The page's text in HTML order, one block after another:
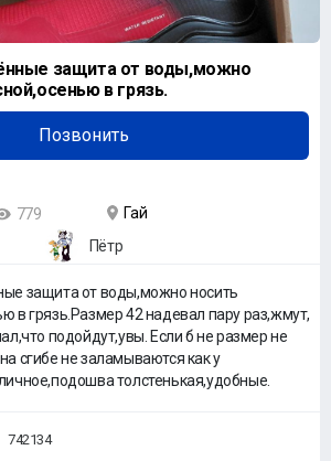
защита от воды,можно
в грязь.
Позвонить
779
Гай
Пётр
защита от воды,можно носить
в грязь.Размер 42 надевал пару раз,жмут,
подойдут,увы. Если б не размер не
сгибе не заламываются как у
толстенькая,удобные.
742134